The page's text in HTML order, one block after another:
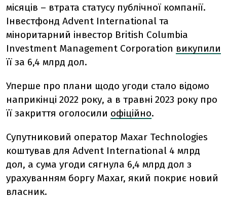
місяців – втрата статусу публічної компанії.
Інвестфонд Advent International та
міноритарний інвестор British Columbia
Investment Management Corporation викупили
її за 6,4 млрд дол.
Уперше про плани щодо угоди стало відомо
наприкінці 2022 року, а в травні 2023 року про
її закриття оголосили офіційно.
Супутниковий оператор Maxar Technologies
коштував для Advent International 4 млрд
дол, а сума угоди сягнула 6,4 млрд дол з
урахуванням боргу Maxar, який покриє новий
власник.